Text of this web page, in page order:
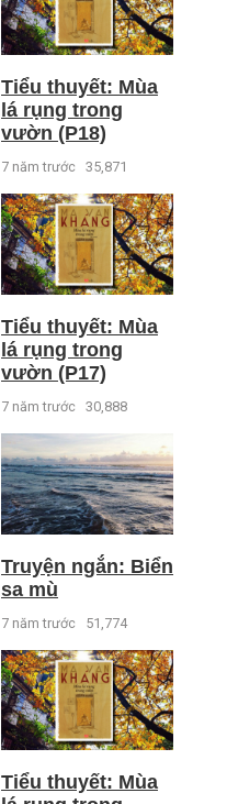
Tiểu thuyết: Mùa
lá rụng trong
vườn (P18)
7 năm trước 35,871
Tiểu thuyết: Mùa
lá rụng trong
vườn (P17)
7 năm trước 30,888
Truyện ngắn: Biển
sa mù
7 năm trước 51,774
Tiểu thuyết: Mùa